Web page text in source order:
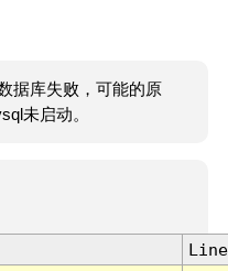
据库失败，可能的原
未启动。
Line